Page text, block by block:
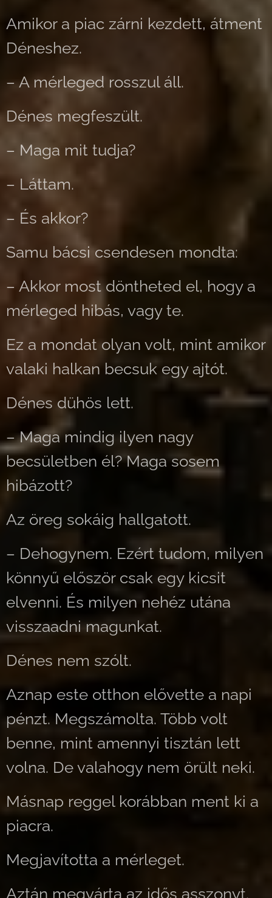
Amikor a piac zárni kezdett, átment
Déneshez.
– A mérleged rosszul áll.
Dénes megfeszült.
– Maga mit tudja?
– Láttam.
– És akkor?
Samu bácsi csendesen mondta:
– Akkor most döntheted el, hogy a
mérleged hibás, vagy te.
Ez a mondat olyan volt, mint amikor
valaki halkan becsuk egy ajtót.
Dénes dühös lett.
– Maga mindig ilyen nagy
becsületben él? Maga sosem
hibázott?
Az öreg sokáig hallgatott.
– Dehogynem. Ezért tudom, milyen
könnyű először csak egy kicsit
elvenni. És milyen nehéz utána
visszaadni magunkat.
Dénes nem szólt.
Aznap este otthon elővette a napi
pénzt. Megszámolta. Több volt
benne, mint amennyi tisztán lett
volna. De valahogy nem örült neki.
Másnap reggel korábban ment ki a
piacra.
Megjavította a mérleget.
Aztán megvárta az idős asszonyt.